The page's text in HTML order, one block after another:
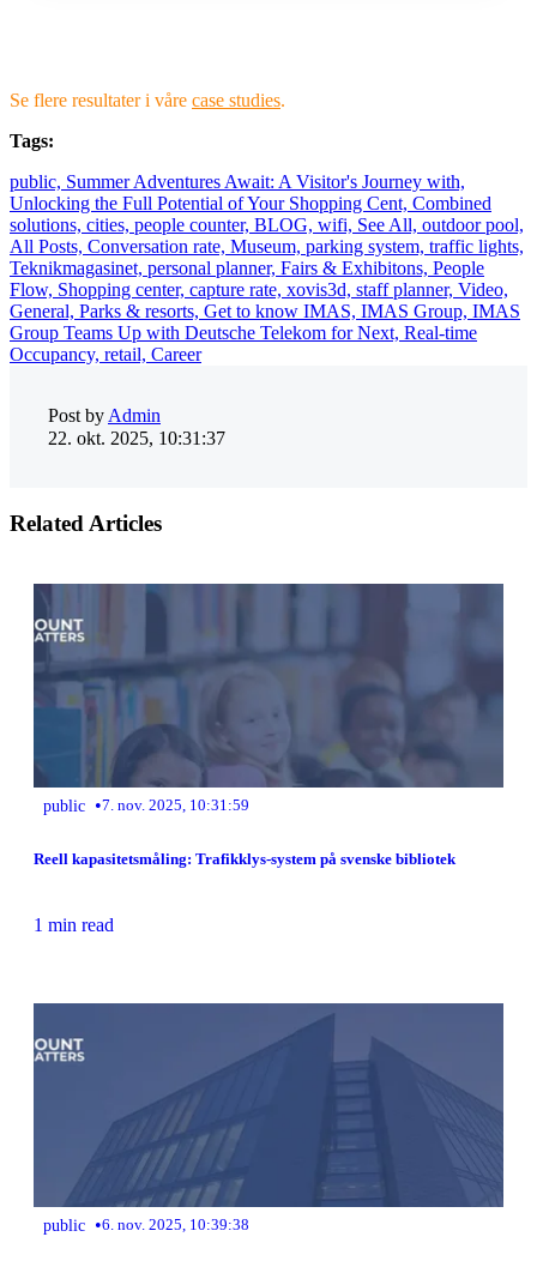
Se flere resultater i våre case studies.
Tags:
public, Summer Adventures Await: A Visitor's Journey with,
Unlocking the Full Potential of Your Shopping Cent, Combined
solutions, cities, people counter, BLOG, wifi, See All, outdoor pool,
All Posts, Conversation rate, Museum, parking system, traffic lights,
Teknikmagasinet, personal planner, Fairs & Exhibitons, People
Flow, Shopping center, capture rate, xovis3d, staff planner, Video,
General, Parks & resorts, Get to know IMAS, IMAS Group, IMAS
Group Teams Up with Deutsche Telekom for Next, Real-time
Occupancy, retail, Career
Post by Admin
22. okt. 2025, 10:31:37
Related Articles
public •7. nov. 2025, 10:31:59
Reell kapasitetsmåling: Trafikklys-system på svenske bibliotek
1 min read
public •6. nov. 2025, 10:39:38